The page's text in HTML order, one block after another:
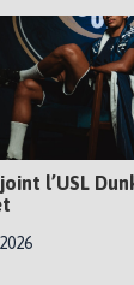
l’USL